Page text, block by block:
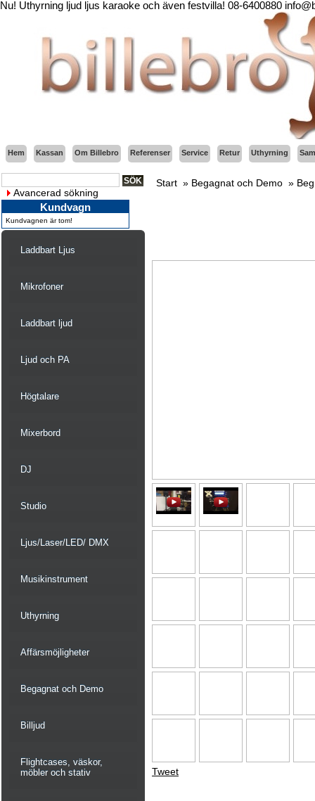
Nu! Uthyrning ljud ljus karaoke och även festvilla! 08-6400880
Hem Kassan Om Billebro Referenser Service Retur Uthyrning
Avancerad sökning
Kundvagn
Kundvagnen är tom!
Laddbart Ljus
Mikrofoner
Laddbart ljud
Ljud och PA
Högtalare
Mixerbord
DJ
Studio
Ljus/Laser/LED/ DMX
Musikinstrument
Uthyrning
Affärsmöjligheter
Begagnat och Demo
Billjud
Flightcases, väskor,
möbler och stativ
Start » Begagnat och Demo »
Tweet